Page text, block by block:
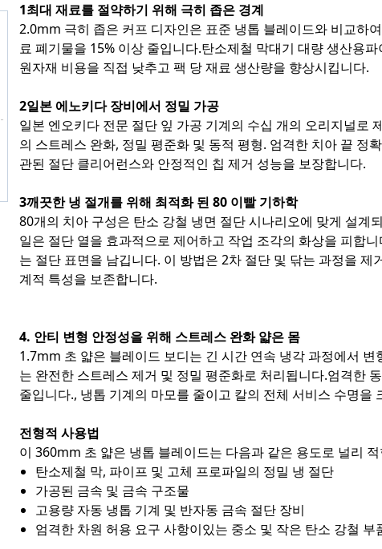
1최대 재료를 절약하기 위해 극히 좁은 경계
2.0mm 극히 좁은 커프 디자인은 표준 냉톱 블레이드와 비교하
료 폐기물을 15% 이상 줄입니다.탄소제철 막대기 대량 생산용
원자재 비용을 직접 낮추고 팩 당 재료 생산량을 향상시킵니다.
2일본 에노키다 장비에서 정밀 가공
일본 엔오키다 전문 절단 잎 가공 기계의 수십 개의 오리지널로
의 스트레스 완화, 정밀 평준화 및 동적 평형. 엄격한 치아 끝 정
관된 절단 클리어런스와 안정적인 칩 제거 성능을 보장합니다.
3깨끗한 냉 절개를 위해 최적화 된 80 이빨 기하학
80개의 치아 구성은 탄소 강철 냉면 절단 시나리오에 맞게 설계
일은 절단 열을 효과적으로 제어하고 작업 조각의 화상을 피합
는 절단 표면을 남깁니다. 이 방법은 2차 절단 및 닦는 과정을 제
계적 특성을 보존합니다.
4. 안티 변형 안정성을 위해 스트레스 완화 얇은 몸
1.7mm 초 얇은 블레이드 보디는 긴 시간 연속 냉각 과정에서
는 완전한 스트레스 제거 및 정밀 평준화로 처리됩니다.엄격한
줄입니다., 냉톱 기계의 마모를 줄이고 칼의 전체 서비스 수명을
전형적 사용법
이 360mm 초 얇은 냉톱 블레이드는 다음과 같은 용도로 널리
탄소제철 막, 파이프 및 고체 프로파일의 정밀 냉 절단
가공된 금속 및 금속 구조물
고용량 자동 냉톱 기계 및 반자동 금속 절단 장비
엄격한 차원 허용 요구 사항이있는 중소 및 작은 탄소 강철 부